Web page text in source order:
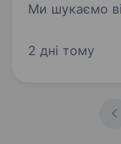
Ми шукаємо
Якщо у вас є
2 дні тому